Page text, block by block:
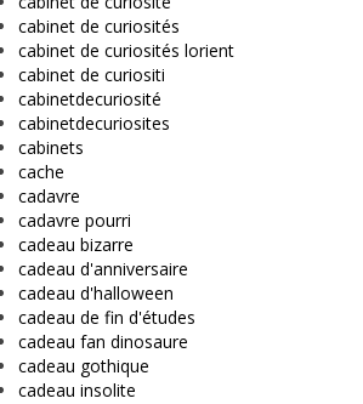
cabinet de curiosités
cabinet de curiosités lorient
cabinet de curiositi
cabinetdecuriosité
cabinetdecuriosites
cabinets
cache
cadavre
cadavre pourri
cadeau bizarre
cadeau d'anniversaire
cadeau d'halloween
cadeau de fin d'études
cadeau fan dinosaure
cadeau gothique
cadeau insolite